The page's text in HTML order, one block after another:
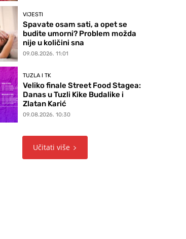
VIJESTI
Spavate osam sati, a opet se
budite umorni? Problem možda
nije u količini sna
09.08.2026. 11:01
TUZLA I TK
Veliko finale Street Food Stagea:
Danas u Tuzli Kike Budalike i
Zlatan Karić
09.08.2026. 10:30
Učitati više